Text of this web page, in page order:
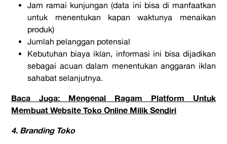
Jam ramai kunjungan (data ini bisa di manfaatkan
untuk menentukan kapan waktunya menaikan
produk)
Jumlah pelanggan potensial
Kebutuhan biaya iklan, informasi ini bisa dijadikan
sebagai acuan dalam menentukan anggaran iklan
sahabat selanjutnya.
Baca Juga: Mengenal Ragam Platform Untuk
Membuat Website Toko Online Milik Sendiri
4. Branding Toko